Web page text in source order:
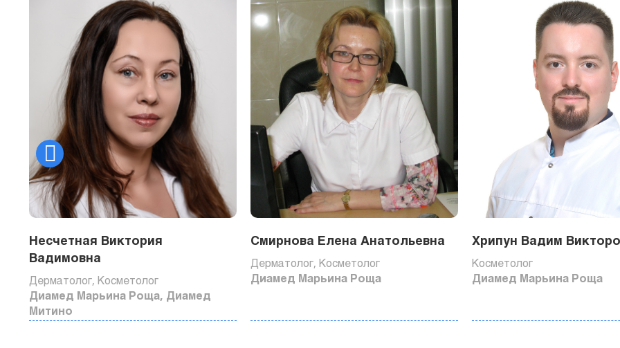
Несчетная Виктория
Вадимовна
Дерматолог, Косметолог
Диамед Марьина Роща, Диамед
Митино
Смирнова Елена Анатольевна
Дерматолог, Косметолог
Диамед Марьина Роща
Хрипун Вадим
Косметолог
Диамед Марьина Роща